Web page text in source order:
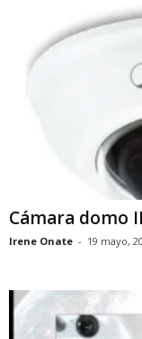
Cámara domo
Irene Onate - 19 mayo,